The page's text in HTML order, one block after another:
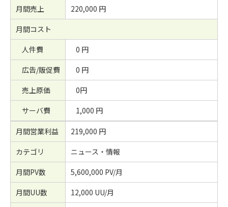
月間売上
220,000 円
月間コスト
人件費
0 円
広告/販促費
0 円
売上原価
0円
サーバ費
1,000 円
月間営業利益
219,000 円
カテゴリ
ニュース・情報
月間PV数
5,600,000 PV/月
月間UU数
12,000 UU/月